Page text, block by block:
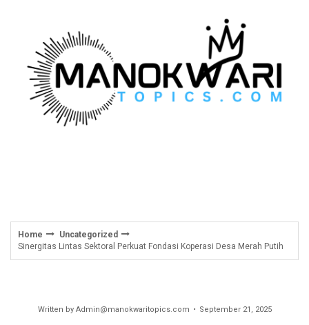
Home
Uncategorized
Sinergitas Lintas Sektoral Perkuat Fondasi Koperasi Desa Merah Putih
Written by Admin@manokwaritopics.com September 21, 2025